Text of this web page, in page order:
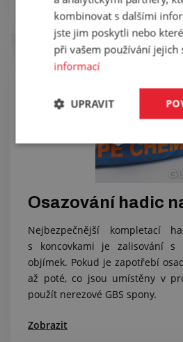
Zobrazit
Osazování hadic
Nejbezpečnější kompletací
s koncovkami je zalisování s
objímek. Pokud je zapotřebí
až poté, co jsou umístěny v
použít nerezové GBS spony.
Zobrazit
kombinovat s dalšími
jste jim poskytli nebo
při vašem používání jejich
informací
UPRAVIT